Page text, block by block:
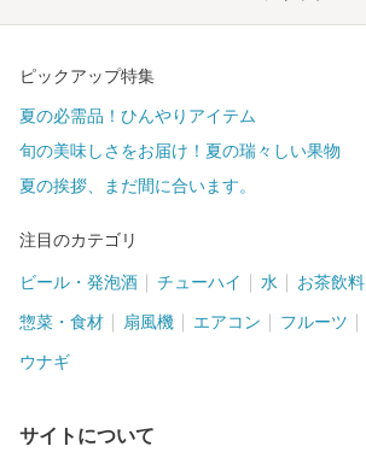
ピックアップ特集
夏の必需品！ひんやりアイテム
旬の美味しさをお届け！夏の瑞々しい果物
夏の挨拶、まだ間に合います。
注目のカテゴリ
ビール・発泡酒 チューハイ 水 お茶飲料
惣菜・食材 扇風機 エアコン フルーツ
ウナギ
サイトについて